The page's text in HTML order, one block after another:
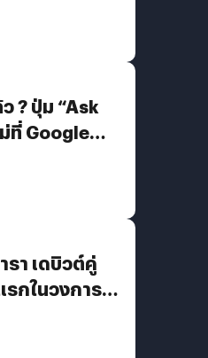
? ปุ่ม “Ask
ที่ Google
รา เดบิวต์คู่
กในวงการ